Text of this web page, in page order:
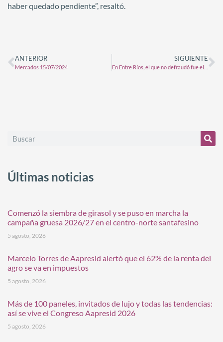
haber quedado pendiente”, resaltó.
ANTERIOR
Mercados 15/07/2024
SIGUIENTE
Últimas noticias
Comenzó la siembra de girasol y se puso en marcha la
campaña gruesa 2026/27 en el centro-norte santafesino
5 agosto, 2026
Marcelo Torres de Aapresid alertó que el 62% de la renta del
agro se va en impuestos
5 agosto, 2026
Más de 100 paneles, invitados de lujo y todas las tendencias:
así se vive el Congreso Aapresid 2026
5 agosto, 2026